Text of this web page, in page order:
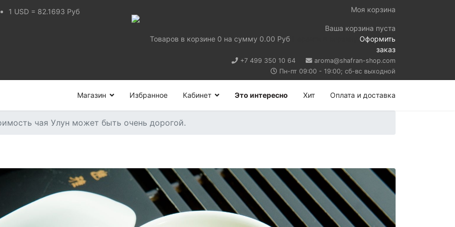
1 USD = 82.1693 Руб Моя корзина
Ваша корзина пуста
Товаров в корзине 0 на сумму 0.00 Руб
Оформить
заказ
+7 499 350 10 64
aroma@shafran-shop.com
Пн-пт 09:00 - 19:00; сб-вс выходной
Магазин Избранное Кабинет Это интересно Хит Оплата и доставка
чая Улун может быть очень дорогой.